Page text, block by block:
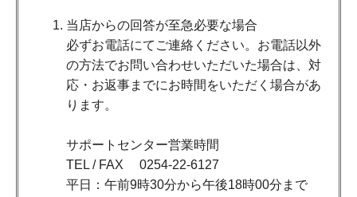
当店からの回答が至急必要な場合
必ずお電話にてご連絡ください。お電話以外
の方法でお問い合わせいただいた場合は、対
応・お返事までにお時間をいただく場合があ
ります。
サポートセンター営業時間
TEL / FAX 0254-22-6127
平日：午前9時30分から午後18時00分まで